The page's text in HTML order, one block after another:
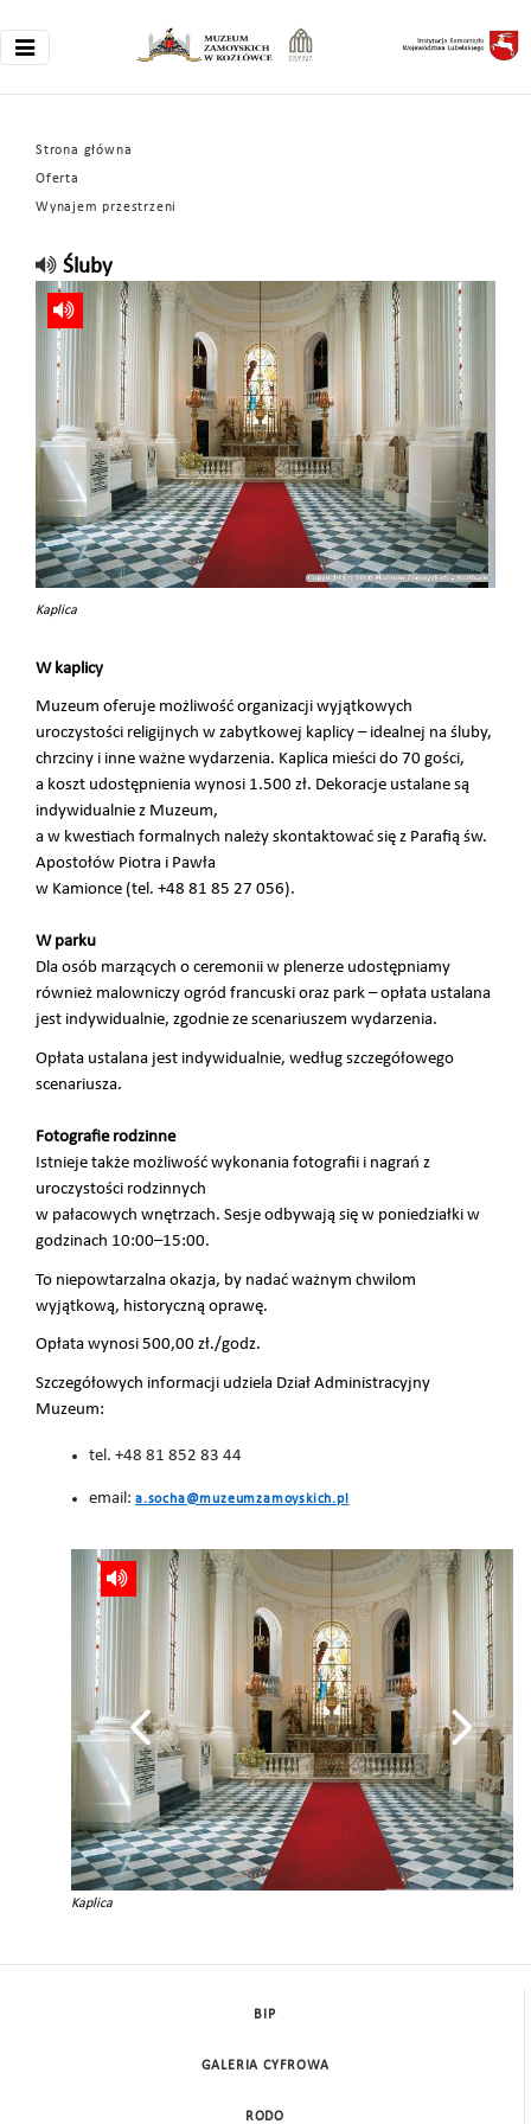
Strona główna
Oferta
Wynajem przestrzeni
Śluby
Kaplica
W kaplicy
Muzeum oferuje możliwość organizacji wyjątkowych
uroczystości religijnych w zabytkowej kaplicy – idealnej na śluby,
chrzciny i inne ważne wydarzenia. Kaplica mieści do 70 gości,
a koszt udostępnienia wynosi 1.500 zł. Dekoracje ustalane są
indywidualnie z Muzeum,
a w kwestiach formalnych należy skontaktować się z Parafią św.
Apostołów Piotra i Pawła
w Kamionce (tel. +48 81 85 27 056).
W parku
Dla osób marzących o ceremonii w plenerze udostępniamy
również malowniczy ogród francuski oraz park – opłata ustalana
jest indywidualnie, zgodnie ze scenariuszem wydarzenia.
Opłata ustalana jest indywidualnie, według szczegółowego
scenariusza.
Fotografie rodzinne
Istnieje także możliwość wykonania fotografii i nagrań z
uroczystości rodzinnych
w pałacowych wnętrzach. Sesje odbywają się w poniedziałki w
godzinach 10:00–15:00.
To niepowtarzalna okazja, by nadać ważnym chwilom
wyjątkową, historyczną oprawę.
Opłata wynosi 500,00 zł./godz.
Szczegółowych informacji udziela Dział Administracyjny
Muzeum:
tel. +48 81 852 83 44
email: a.socha@muzeumzamoyskich.pl
Kaplica
BIP
GALERIA CYFROWA
RODO